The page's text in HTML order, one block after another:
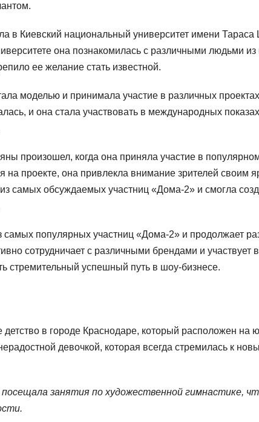
в Киевский национальный университет имени Тараса
она познакомилась с различными людьми из
ее желание стать известной.
моделью и принимала участие в различных
и она стала участвовать в международных
произошел, когда она приняла участие в
проекте, она привлекла внимание зрителей своим
самых обсуждаемых участниц «Дома-2» и смогла
самых популярных участниц «Дома-2» и продолжает
сотрудничает с различными брендами и участвует
стремительный успешный путь в шоу-бизнесе.
детство в городе Краснодаре, который расположен на
девочкой, которая всегда стремилась к
занятия по художественной гимнастике,